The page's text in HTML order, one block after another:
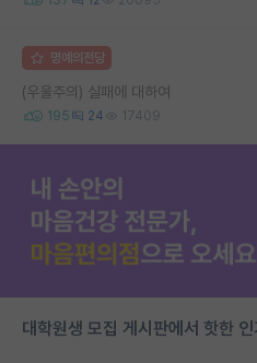
명예의전당
(우울주의) 실패에 대하여
195 24 17409
대학원생 모집 게시판에서 핫한